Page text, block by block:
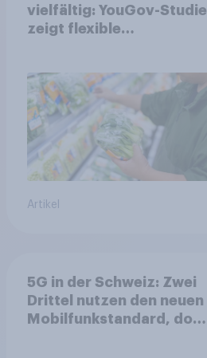
vielfältig: YouGov-Studie
zeigt flexible
Artikel
5G in der Schweiz: Zwei
Drittel nutzen den neuen
Mobilfunkstandard, doch